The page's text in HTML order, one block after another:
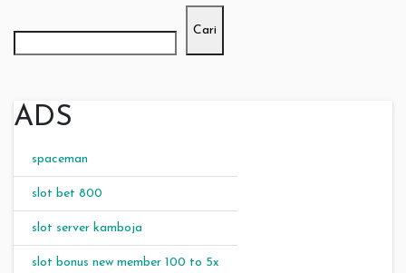
Cari
ADS
spaceman
slot bet 800
slot server kamboja
slot bonus new member 100 to 5x